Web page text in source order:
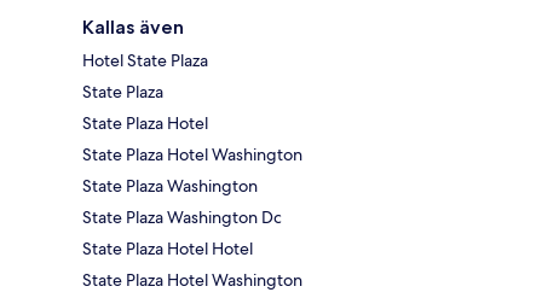
Kallas även
Hotel State Plaza
State Plaza
State Plaza Hotel
State Plaza Hotel Washington
State Plaza Washington
State Plaza Washington Dc
State Plaza Hotel Hotel
State Plaza Hotel Washington